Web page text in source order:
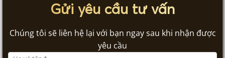
Gửi yêu cầu tư vấn
Chúng tôi sẽ liên hệ lại với bạn ngay sau khi nhận được
yêu cầu